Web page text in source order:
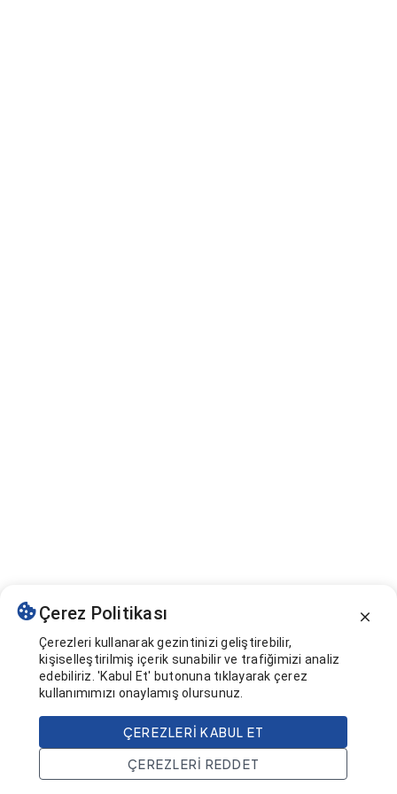
Çerez Politikası
Çerezleri kullanarak gezintinizi geliştirebilir,
kişiselleştirilmiş içerik sunabilir ve trafiğimizi analiz
edebiliriz. 'Kabul Et' butonuna tıklayarak çerez
kullanımımızı onaylamış olursunuz.
ÇEREZLERI KABUL ET
ÇEREZLERI REDDET